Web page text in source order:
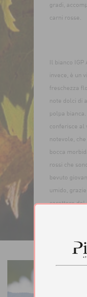
gradi,
carni rosse.
Il bianco
invece, è un
freschezza
note dolci di
polpa
conferisce al
notevole,
bocca
rossi che
bevuto
umido,
carattere del